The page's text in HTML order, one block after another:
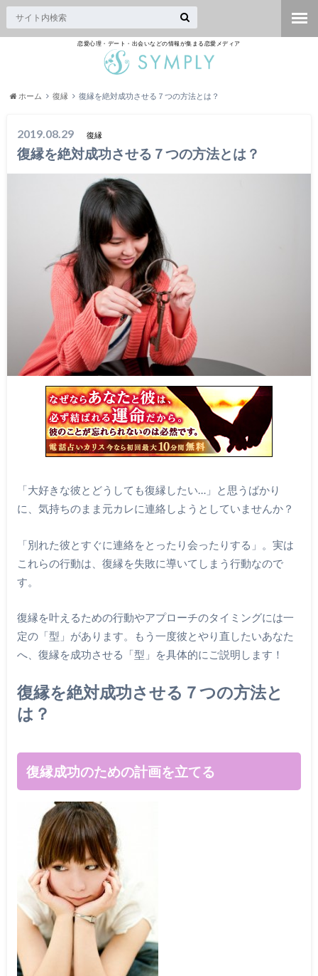
恋愛心理・デート・出会いなどの情報が集まる恋愛メディア
ホーム 復縁 復縁を絶対成功させる７つの方法とは？
2019.08.29 復縁
復縁を絶対成功させる７つの方法とは？
「大好きな彼とどうしても復縁したい…」と思うばかり
に、気持ちのまま元カレに連絡しようとしていませんか？
「別れた彼とすぐに連絡をとったり会ったりする」。実は
これらの行動は、復縁を失敗に導いてしまう行動なので
す。
復縁を叶えるための行動やアプローチのタイミングには一
定の「型」があります。もう一度彼とやり直したいあなた
へ、復縁を成功させる「型」を具体的にご説明します！
復縁を絶対成功させる７つの方法と
は？
復縁成功のための計画を立てる